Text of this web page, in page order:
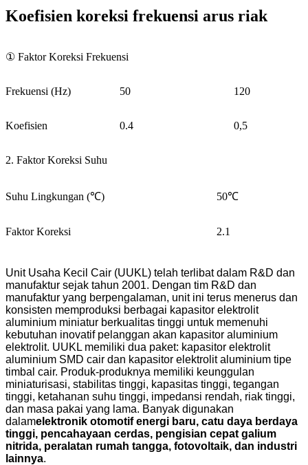
Koefisien koreksi frekuensi arus riak
① Faktor Koreksi Frekuensi
Frekuensi (Hz) 50 120
Koefisien 0.4 0,5
2. Faktor Koreksi Suhu
Suhu Lingkungan (℃) 50℃
Faktor Koreksi 2.1
Unit Usaha Kecil Cair (UUKL) telah terlibat dalam R&D dan
manufaktur sejak tahun 2001. Dengan tim R&D dan
manufaktur yang berpengalaman, unit ini terus menerus dan
konsisten memproduksi berbagai kapasitor elektrolit
aluminium miniatur berkualitas tinggi untuk memenuhi
kebutuhan inovatif pelanggan akan kapasitor aluminium
elektrolit. UUKL memiliki dua paket: kapasitor elektrolit
aluminium SMD cair dan kapasitor elektrolit aluminium tipe
timbal cair. Produk-produknya memiliki keunggulan
miniaturisasi, stabilitas tinggi, kapasitas tinggi, tegangan
tinggi, ketahanan suhu tinggi, impedansi rendah, riak tinggi,
dan masa pakai yang lama. Banyak digunakan
dalamelektronik otomotif energi baru, catu daya berdaya
tinggi, pencahayaan cerdas, pengisian cepat galium
nitrida, peralatan rumah tangga, fotovoltaik, dan industri
lainnya.